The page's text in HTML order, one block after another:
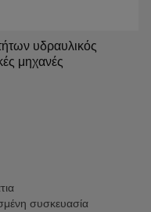
υδραυλικός
μηχανές
συσκευασία